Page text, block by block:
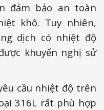
đảm bảo an toàn
khô. Tuy nhiên,
dịch có nhiệt độ
khuyến nghị sử
cầu nhiệt độ trên
316L rất phù hợp